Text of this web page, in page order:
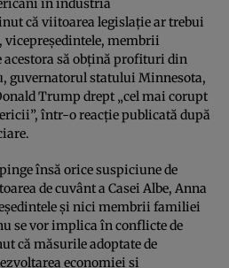
în industria
că viitoarea legislație ar trebui
vicepreședintele, membrii
să obțină profituri din
guvernatorul statului Minnesota,
Trump drept „cel mai corupt
într-o reacție publicată după
însă orice suspiciune de
de cuvânt a Casei Albe, Anna
și nici membrii familiei
se vor implica în conflicte de
că măsurile adoptate de
economiei și